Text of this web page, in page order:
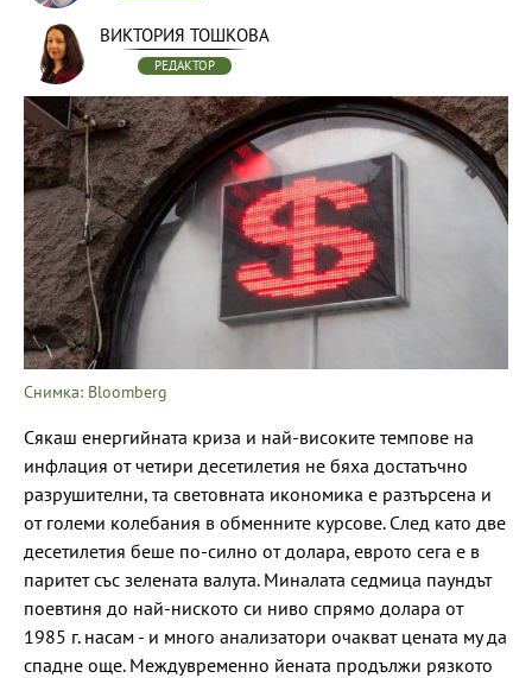
ВИКТОРИЯ ТОШКОВА
РЕДАКТОР
Снимка: Bloomberg
Сякаш енергийната криза и най-високите темпове на
инфлация от четири десетилетия не бяха достатъчно
разрушителни, та световната икономика е разтърсена и
от големи колебания в обменните курсове. След като две
десетилетия беше по-силно от долара, еврото сега е в
паритет със зелената валута. Миналата седмица паундът
поевтиня до най-ниското си ниво спрямо долара от
1985 г. насам - и много анализатори очакват цената му да
спадне още. Междувременно йената продължи рязкото